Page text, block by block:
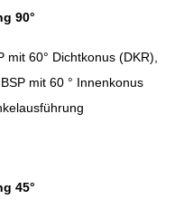
90°
60° Dichtkonus (DKR),
mit 60 ° Innenkonus
45°